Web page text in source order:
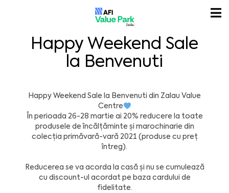
Happy Weekend Sale
la Benvenuti
Happy Weekend Sale la Benvenuti din Zalau Value
Centre
În perioada 26-28 martie ai 20% reducere la toate
produsele de încălțăminte și marochinarie din
colecția primăvară-vară 2021 (produse cu preț
întreg).
Reducerea se va acorda la casă și nu se cumulează
cu discount-ul acordat pe baza cardului de
fidelitate.